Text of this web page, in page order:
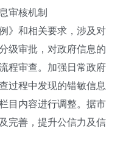
审核机制
和相关要求，涉及对
级审批，对政府信息的
程审查。加强日常政府
过程中发现的错敏信息
目内容进行调整。据市
完善，提升公信力及信